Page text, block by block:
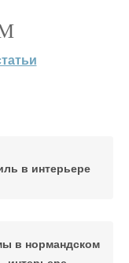
в интерьере
в нормандском